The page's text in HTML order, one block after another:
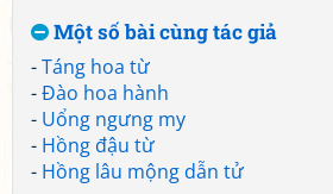
Một số bài cùng tác giả
-Táng hoa từ
-Đào hoa hành
- Uổng ngưng my
- Hồng đậu từ
- Hồng lâu mộng dẫn tử